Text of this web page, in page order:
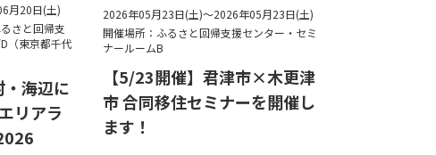
月20日(土)
さと回帰支
（東京都千代
・海辺に
リアラ
2026年05月23日(土)～2026年05月23日(土)
開催場所：ふるさと回帰支援センター・セミ
ナールームB
【5/23開催】君津市×木更津
市 合同移住セミナーを開催し
ます！